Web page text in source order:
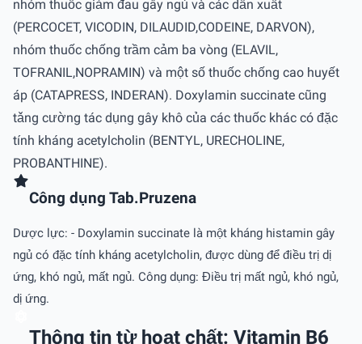
nhóm thuốc giảm đau gây ngủ và các dẫn xuất
(PERCOCET, VICODIN, DILAUDID,CODEINE, DARVON),
nhóm thuốc chống trầm cảm ba vòng (ELAVIL,
TOFRANIL,NOPRAMIN) và một số thuốc chống cao huyết
áp (CATAPRESS, INDERAN). Doxylamin succinate cũng
tǎng cường tác dụng gây khô của các thuốc khác có đặc
tính kháng acetylcholin (BENTYL, URECHOLINE,
PROBANTHINE).
Công dụng Tab.Pruzena
Dược lực: - Doxylamin succinate là một kháng histamin gây
ngủ có đặc tính kháng acetylcholin, được dùng để điều trị dị
ứng, khó ngủ, mất ngủ. Công dụng: Điều trị mất ngủ, khó ngủ,
dị ứng.
Thông tin từ hoạt chất: Vitamin B6